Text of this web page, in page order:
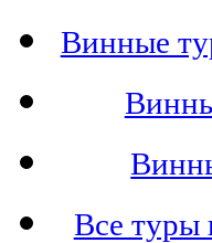
Винные
Все туры